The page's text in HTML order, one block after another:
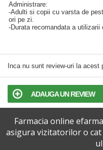
Administrare:
-Adulti si copii cu varsta de
ori pe zi.
-Durata recomandata a utilizarii
Inca nu sunt review-uri la acest
ADAUGA UN REVIEW
TERMENI SI CONDITII
Farmacia online
asigura vizitatorilor o